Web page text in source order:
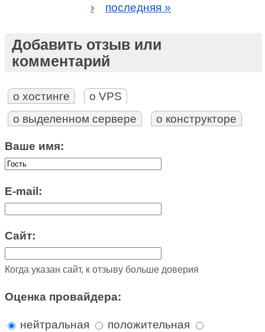
›
последняя »
Добавить отзыв или
комментарий
о хостинге
о VPS
о выделенном сервере
о конструкторе
Ваше имя:
E-mail:
Сайт:
Когда указан сайт, к отзыву больше доверия
Оценка провайдера:
нейтральная
положительная